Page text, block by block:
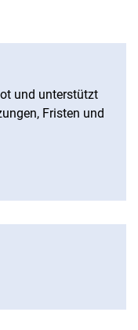
und unterstützt
Fristen und